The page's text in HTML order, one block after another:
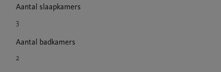
Aantal slaapkamers
3
Aantal badkamers
2